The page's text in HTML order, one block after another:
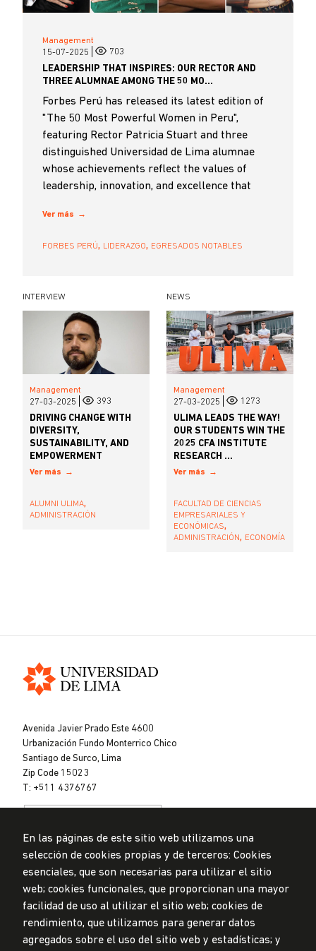
Management
15-07-2025 703
LEADERSHIP THAT INSPIRES: OUR RECTOR AND
THREE ALUMNAE AMONG THE 50 MO...
Forbes Perú has released its latest edition of
"The 50 Most Powerful Women in Peru",
featuring Rector Patricia Stuart and three
distinguished Universidad de Lima alumnae
whose achievements reflect the values of
leadership, innovation, and excellence that
Ver más
FORBES PERÚ, LIDERAZGO, EGRESADOS NOTABLES
INTERVIEW
Management
27-03-2025 393
DRIVING CHANGE WITH
DIVERSITY,
SUSTAINABILITY, AND
EMPOWERMENT
Ver más
ALUMNI ULIMA,
ADMINISTRACIÓN
NEWS
Management
27-03-2025 1273
ULIMA LEADS THE WAY!
OUR STUDENTS WIN THE
2025 CFA INSTITUTE
RESEARCH ...
Ver más
FACULTAD DE CIENCIAS
EMPRESARIALES Y
ECONÓMICAS,
ADMINISTRACIÓN, ECONOMÍA
Lima
Avenida Javier Prado Este 4600
Urbanización Fundo Monterrico Chico
Santiago de Surco, Lima
Zip Code 15023
T: +511 4376767
Data Protection Policy
Submission Office
© Universidad de Lima, 2024
All Rights Reserved
En las páginas de este sitio web utilizamos una
selección de cookies propias y de terceros: Cookies
esenciales, que son necesarias para utilizar el sitio
web; cookies funcionales, que proporcionan una mayor
facilidad de uso al utilizar el sitio web; cookies de
rendimiento, que utilizamos para generar datos
agregados sobre el uso del sitio web y estadísticas; y